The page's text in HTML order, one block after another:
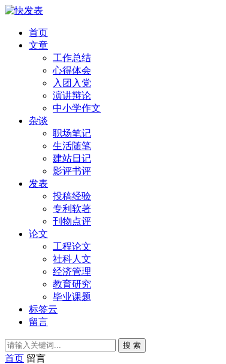
首页
文章
工作总结
心得体会
入团入党
演讲辩论
中小学作文
杂谈
职场笔记
生活随笔
建站日记
影评书评
发表
投稿经验
专利软著
刊物点评
论文
工程论文
社科人文
经济管理
教育研究
毕业课题
标签云
留言
搜 索
首页 留言